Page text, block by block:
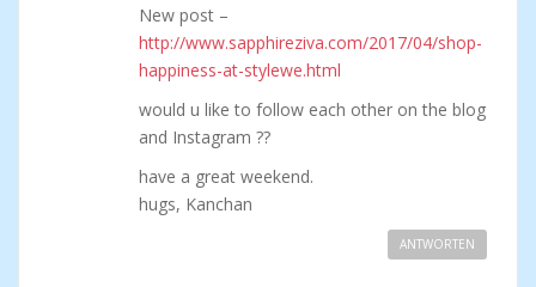
New post –
http://www.sapphireziva.com/2017/04/shop-
happiness-at-stylewe.html
would u like to follow each other on the blog
and Instagram ??
have a great weekend.
hugs, Kanchan
ANTWORTEN